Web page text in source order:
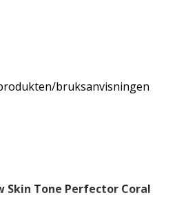
bruksanvisningen
Skin Tone Perfector Coral